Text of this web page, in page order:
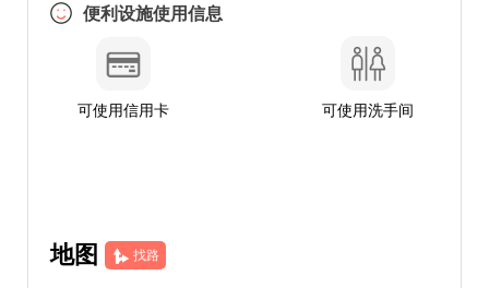
便利设施使用信息
可使用信用卡 可使用洗手间
地图 找路